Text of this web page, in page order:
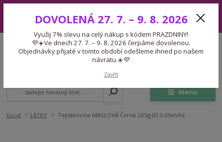
7. – 9. 8. 2026 čerpáme dovolenou. Objednávky přijaté v tomto období
odešleme ihned po našem návratu.☀️💜
Menu
CZK
Expedice 775 866 913
Po-Čt 9-15:30 Pá 9-14:30 Pauza 13-13:45
Úvod LÁTKY Teplákovina MÁSLOVÁ Černá 260g (E) 0,60m/ks
DOVOLENÁ 27. 7. – 9. 8. 2026
Využij 7% slevu na celý nákup s kódem PRAZDNINY!
💜☀️Ve dnech 27. 7. – 9. 8. 2026 čerpáme dovolenou.
Objednávky přijaté v tomto období odešleme ihned po našem
návratu.☀️💜
Zavřít